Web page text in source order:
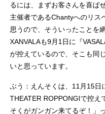
るには、まずお客さんを喜ば
主催者であるChantyへのリス
思うので、そういったことを
XANVALAも9月1日に『
が控えているので、そこも同
いと思っています。
ぶう：えんそくは、11月15日
THEATER ROPPONGIで控え
そくがガンガン来てるぞ！」